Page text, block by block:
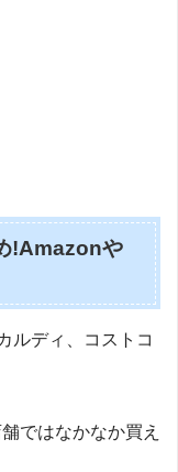
!Amazonや
ルディ、コストコ
ではなかなか買え